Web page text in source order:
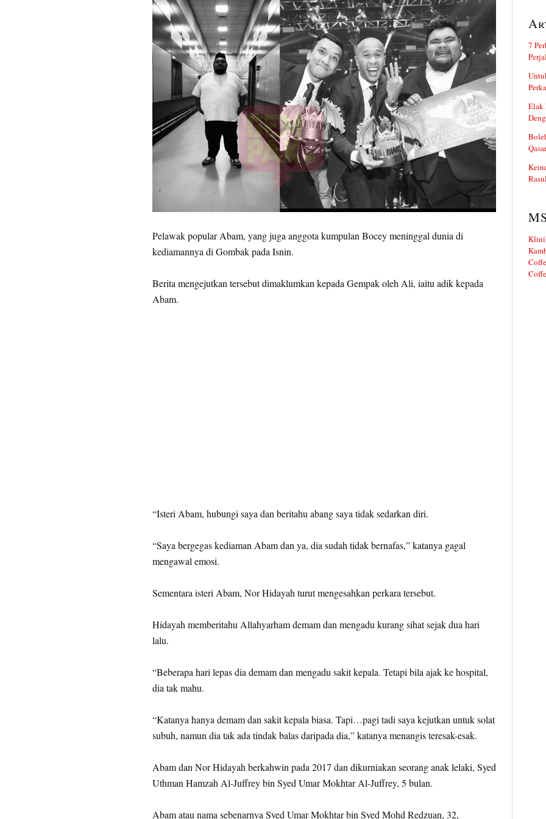
Pelawak popular Abam, yang juga anggota kumpulan Bocey meninggal dunia di
kediamannya di Gombak pada Isnin.
Berita mengejutkan tersebut dimaklumkan kepada Gempak oleh Ali, iaitu adik kepada
Abam.
“Isteri Abam, hubungi saya dan beritahu abang saya tidak sedarkan diri.
“Saya bergegas kediaman Abam dan ya, dia sudah tidak bernafas,” katanya gagal
mengawal emosi.
Sementara isteri Abam, Nor Hidayah turut mengesahkan perkara tersebut.
Hidayah memberitahu Allahyarham demam dan mengadu kurang sihat sejak dua hari
lalu.
“Beberapa hari lepas dia demam dan mengadu sakit kepala. Tetapi bila ajak ke hospital,
dia tak mahu.
“Katanya hanya demam dan sakit kepala biasa. Tapi…pagi tadi saya kejutkan untuk solat
subuh, namun dia tak ada tindak balas daripada dia,” katanya menangis teresak-esak.
Abam dan Nor Hidayah berkahwin pada 2017 dan dikurniakan seorang anak lelaki, Syed
Uthman Hamzah Al-Juffrey bin Syed Umar Mokhtar Al-Juffrey, 5 bulan.
Abam atau nama sebenarnya Syed Umar Mokhtar bin Syed Mohd Redzuan, 32,
7
Elak